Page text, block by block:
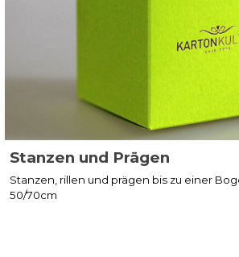
Stanzen und Prägen
Stanzen, rillen und prägen bis zu einer
50/70cm